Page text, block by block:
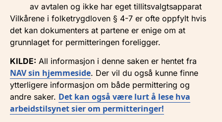
av avtalen og ikke har eget tillitsvalgtsapparat
Vilkårene i folketrygdloven § 4-7 er ofte oppfylt hvis
det kan dokumenters at partene er enige om at
grunnlaget for permitteringen foreligger.
KILDE: All informasjon i denne saken er hentet fra
NAV sin hjemmeside. Der vil du også kunne finne
ytterligere informasjon om både permittering og
andre saker. Det kan også være lurt å lese hva
arbeidstilsynet sier om permitteringer!